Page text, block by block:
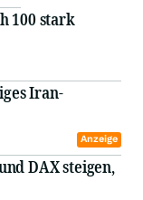
100 stark
Iran-
Anzeige
DAX steigen,